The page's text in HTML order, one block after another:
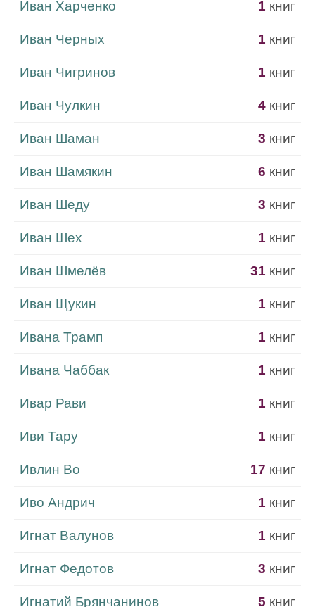
Иван Харченко 1 книг
Иван Черных 1 книг
Иван Чигринов 1 книг
Иван Чулкин 4 книг
Иван Шаман 3 книг
Иван Шамякин 6 книг
Иван Шеду 3 книг
Иван Шех 1 книг
Иван Шмелёв 31 книг
Иван Щукин 1 книг
Ивана Трамп 1 книг
Ивана Чаббак 1 книг
Ивар Рави 1 книг
Иви Тару 1 книг
Ивлин Во 17 книг
Иво Андрич 1 книг
Игнат Валунов 1 книг
Игнат Федотов 3 книг
Игнатий Брянчанинов 5 книг